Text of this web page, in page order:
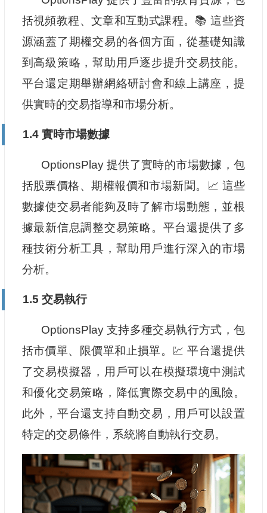
括視頻教程、文章和互動式課程。📚 這些資
源涵蓋了期權交易的各個方面，從基礎知識
到高級策略，幫助用戶逐步提升交易技能。
平台還定期舉辦網絡研討會和線上講座，提
供實時的交易指導和市場分析。
1.4 實時市場數據
OptionsPlay 提供了實時的市場數據，包
括股票價格、期權報價和市場新聞。📈 這些
數據使交易者能夠及時了解市場動態，並根
據最新信息調整交易策略。平台還提供了多
種技術分析工具，幫助用戶進行深入的市場
分析。
1.5 交易執行
OptionsPlay 支持多種交易執行方式，包
括市價單、限價單和止損單。💹 平台還提供
了交易模擬器，用戶可以在模擬環境中測試
和優化交易策略，降低實際交易中的風險。
此外，平台還支持自動交易，用戶可以設置
特定的交易條件，系統將自動執行交易。